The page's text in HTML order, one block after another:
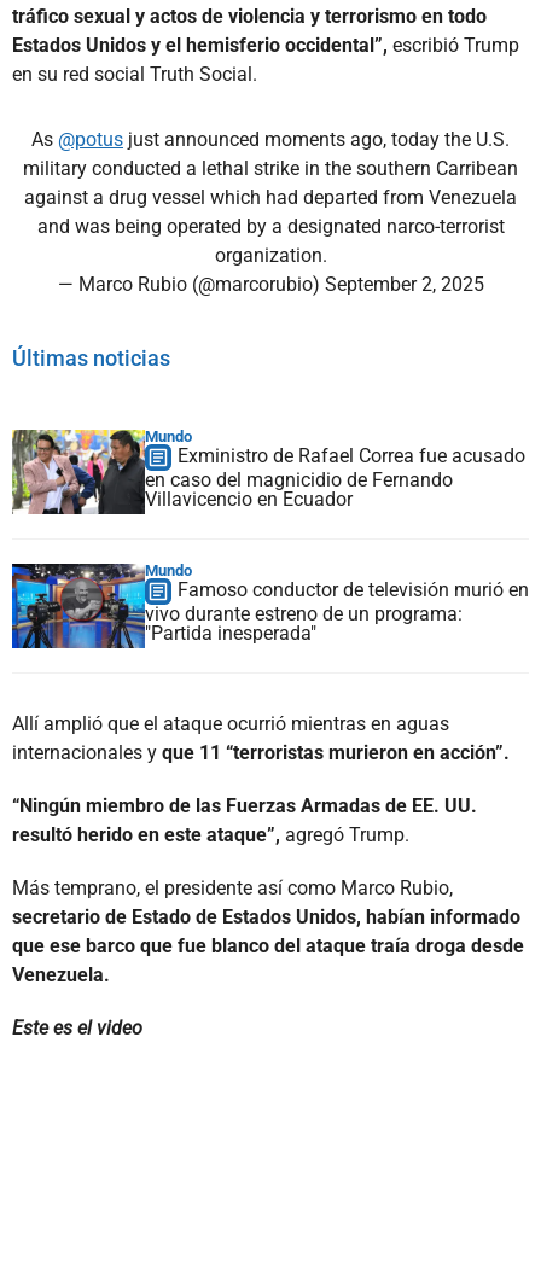
tráfico sexual y actos de violencia y terrorismo en todo
Estados Unidos y el hemisferio occidental”, escribió Trump
en su red social Truth Social.
As @potus just announced moments ago, today the U.S.
military conducted a lethal strike in the southern Carribean
against a drug vessel which had departed from Venezuela
and was being operated by a designated narco-terrorist
organization.
— Marco Rubio (@marcorubio) September 2, 2025
Últimas noticias
Mundo
Exministro de Rafael Correa fue acusado
en caso del magnicidio de Fernando
Villavicencio en Ecuador
Mundo
Famoso conductor de televisión murió en
vivo durante estreno de un programa:
"Partida inesperada"
Allí amplió que el ataque ocurrió mientras en aguas
internacionales y que 11 “terroristas murieron en acción”.
“Ningún miembro de las Fuerzas Armadas de EE. UU.
resultó herido en este ataque”, agregó Trump.
Más temprano, el presidente así como Marco Rubio,
secretario de Estado de Estados Unidos, habían informado
que ese barco que fue blanco del ataque traía droga desde
Venezuela.
Este es el video